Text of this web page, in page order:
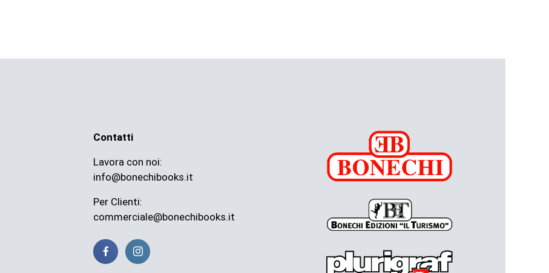
Contatti
Lavora con noi:
info@bonechibooks.it
Per Clienti:
commerciale@bonechibooks.it